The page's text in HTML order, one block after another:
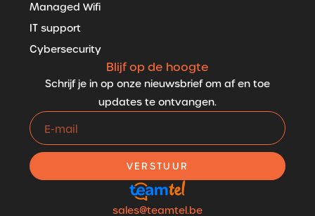
Managed Wifi
IT support
Cybersecurity
Blijf op de hoogte
Schrijf je in op onze nieuwsbrief om af en toe
updates te ontvangen.
VERSTUUR
sales@teamtel.be